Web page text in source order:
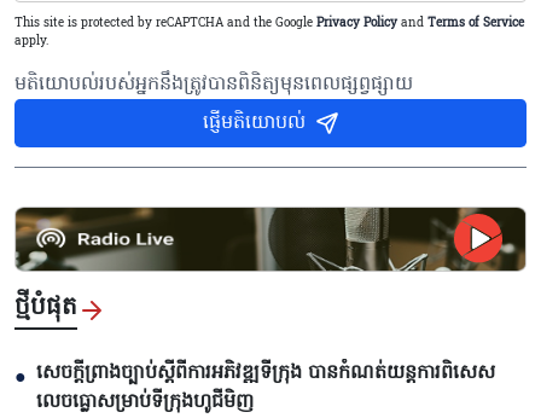
This site is protected by reCAPTCHA and the Google Privacy Policy and Terms of Service
apply.
មតិយោបល់របស់អ្នកនឹងត្រូវបានពិនិត្យមុនពេលផ្សព្វផ្សាយ
ផ្ញើមតិយោបល់
ថ្មីបំផុត
● សេចក្តីព្រាងច្បាប់ស្តីពីការអភិវឌ្ឍទីក្រុង បាន​កំណត់យន្តការពិសេស
លេចធ្លោសម្រាប់ទីក្រុងហូជីមិញ